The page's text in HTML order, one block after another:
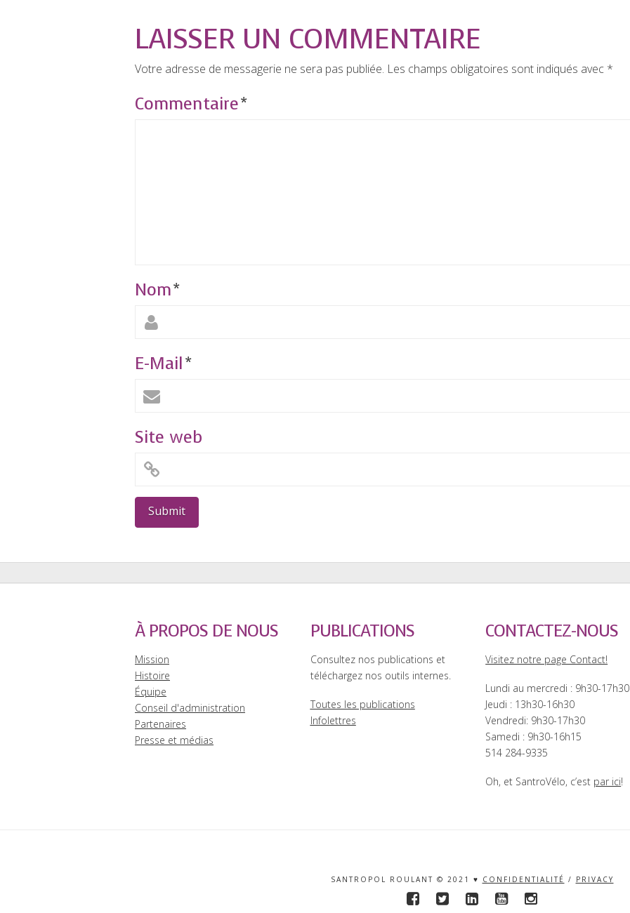
LAISSER UN COMMENTAIRE
Votre adresse de messagerie ne sera pas publiée. Les champs obligatoires sont indiqués avec *
Commentaire*
Nom*
E-Mail*
Site web
À PROPOS DE NOUS
Mission
Histoire
Équipe
Conseil d'administration
Partenaires
Presse et médias
PUBLICATIONS
Consultez nos publications et
téléchargez nos outils internes.
Toutes les publications
Infolettres
CONTACTEZ-NOUS
Visitez notre page Contact!
Lundi au mercredi : 9h30-17h30
Jeudi : 13h30-16h30
Vendredi: 9h30-17h30
Samedi : 9h30-16h15
514 284-9335
Oh, et SantroVélo, c’est par ici!
SANTROPOL ROULANT © 2021 ♥ CONFIDENTIALITÉ / PRIVACY